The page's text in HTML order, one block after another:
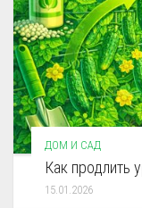
ДОМ И САД
Как продлить
15.01.2026